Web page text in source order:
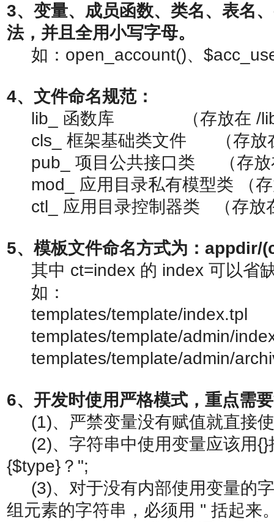
3、变量、成员函数、类名、表名
法，并且全用小写字母。
如：open_account()、
4、文件命名规范：
lib_ 函数库 （存放在 /
cls_ 框架基础类文件 （存放
pub_ 项目公共接口类 （存放
mod_ 应用目录私有模型类 （
ctl_ 应用目录控制器类 （存放
5、模板文件命名方式为：
其中 ct=index 的 index 可以省
如：
templates/template/index.tpl
templates/template/admin/
templates/template/admin/
6、开发时使用严格模式，重点需
(1)、严禁变量没有赋值就直接
(2)、字符串中使用变量应该用{}
{$type}？";
(3)、对于没有内部使用变量的
组元素的字符串，必须用 '' 括起来